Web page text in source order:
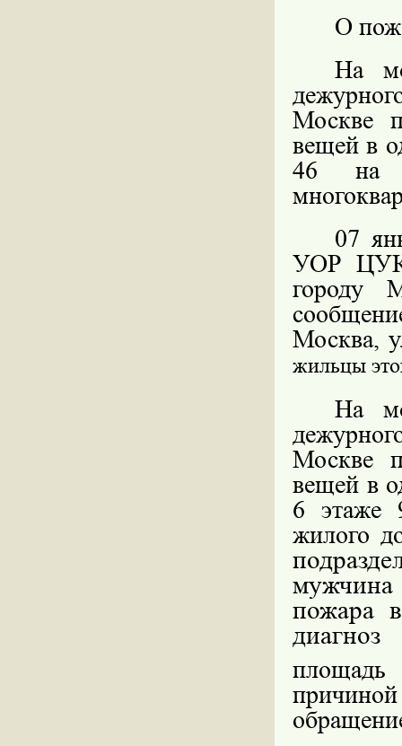
О
На
Москве
вещей в
46 на
07
УОР
городу
Москва,
жильцы
На
Москве
вещей в
6 этаже
жилого
пожара
площадь